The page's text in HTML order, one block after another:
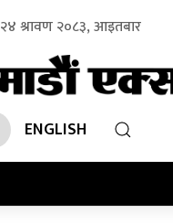
२४ श्रावण २०८३, आइतबार
ENGLISH